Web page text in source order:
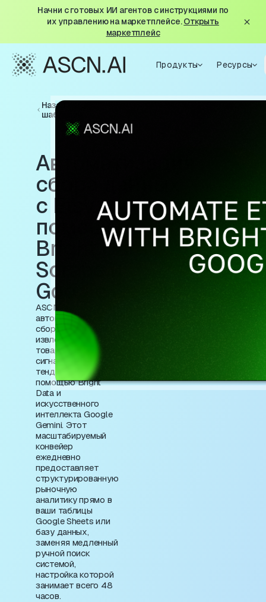
Начни с готовых ИИ агентов с инструкциями по
их управлению на маркетплейсе.Открыть
маркетплейс
Продукты Ресурсы
Назад к
шаблонам
Автоматизация
сбора данных
с Etsy с
помощью
Bright Data
Scrape и
Google Gemini
ASCN.AI
автоматизирует
сбор данных с Etsy,
извлекая списки
товаров, цены и
сигналы о
тенденциях с
помощью Bright
Data и
искусственного
интеллекта Google
Gemini. Этот
масштабируемый
конвейер
ежедневно
предоставляет
структурированную
рыночную
аналитику прямо в
ваши таблицы
Google Sheets или
базу данных,
заменяя медленный
ручной поиск
системой,
настройка которой
занимает всего 48
часов.